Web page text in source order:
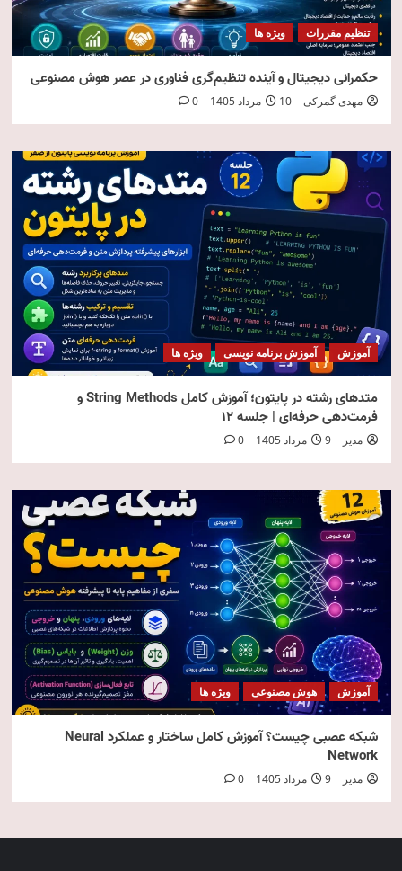
تنظیم مقررات ویژه ها
حکمرانی دیجیتال و آینده تنظیم‌گری فناوری در عصر هوش مصنوعی
مهدی گمرکی 10 مرداد 1405 0
آموزش آموزش برنامه نویسی ویژه ها
متدهای رشته در پایتون؛ آموزش کامل String Methods و
فرمت‌دهی حرفه‌ای | جلسه ۱۲
مدیر 9 مرداد 1405 0
آموزش هوش مصنوعی ویژه ها
شبکه عصبی چیست؟ آموزش کامل ساختار و عملکرد Neural
Network
مدیر 9 مرداد 1405 0